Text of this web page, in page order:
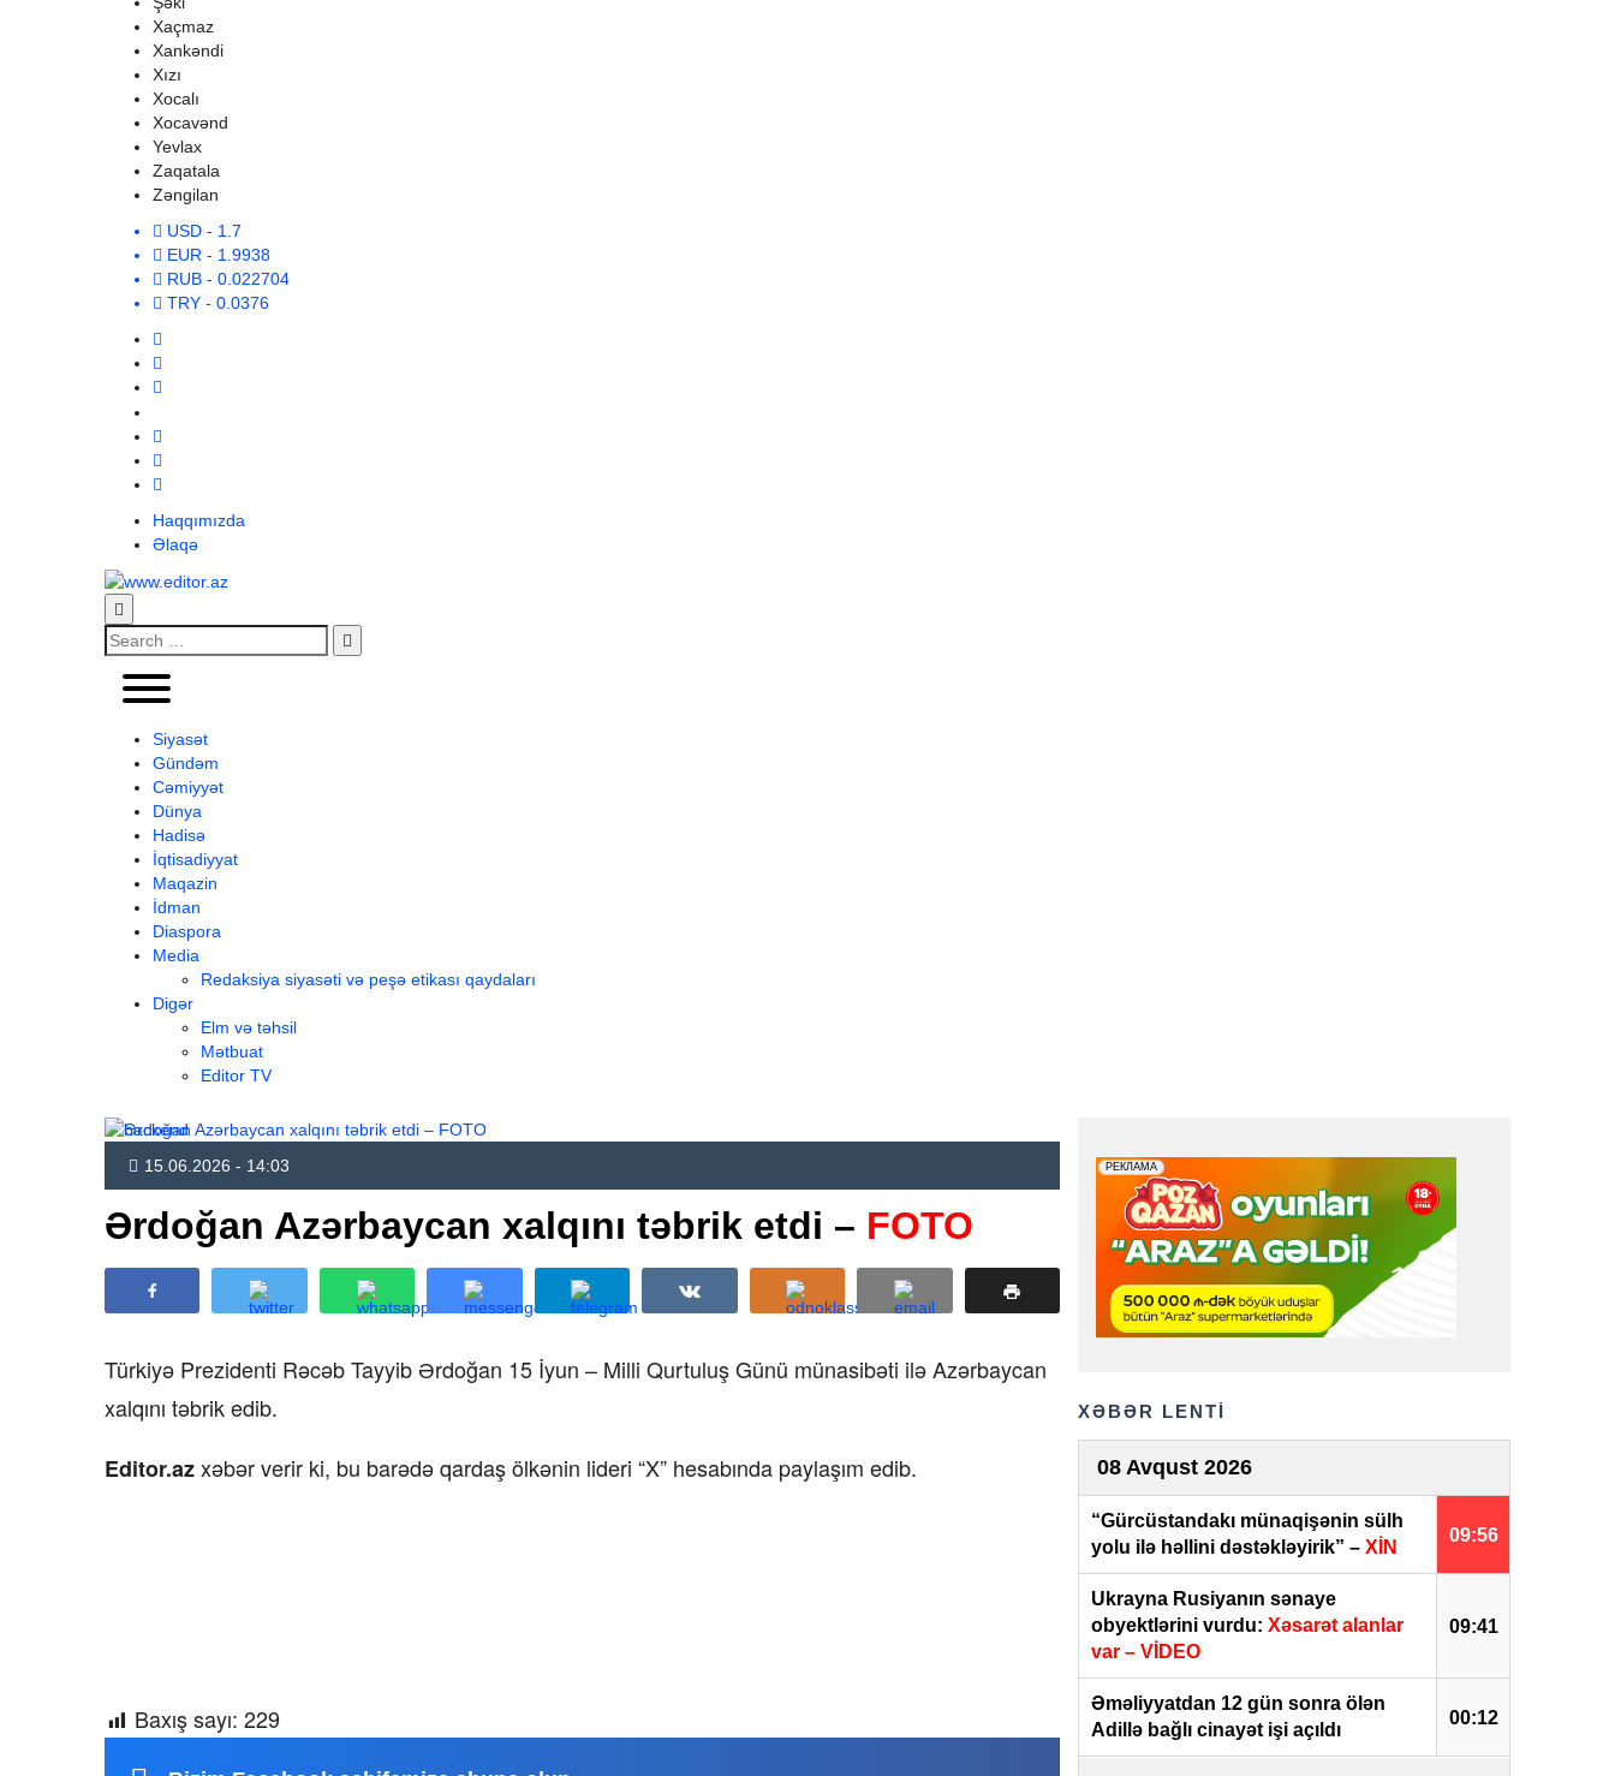
Xaçmaz
Xankəndi
Xızı
Xocalı
Xocavənd
Yevlax
Zaqatala
Zəngilan
USD - 1.7
EUR - 1.9938
RUB - 0.022704
TRY - 0.0376
Haqqımızda
Əlaqə
Siyasət
Gündəm
Cəmiyyət
Dünya
Hadisə
İqtisadiyyat
Maqazin
İdman
Diaspora
Media
Redaksiya siyasəti və peşə etikası qaydaları
Digər
Elm və təhsil
Mətbuat
Editor TV
15.06.2026 - 14:03
Ərdoğan Azərbaycan xalqını təbrik etdi – FOTO
Türkiyə Prezidenti Rəcəb Tayyib Ərdoğan 15 İyun – Milli Qurtuluş Günü münasibəti ilə Azərbaycan
xalqını təbrik edib.
Editor.azxəbər verir ki, bu barədə qardaş ölkənin lideri “X” hesabında paylaşım edib.
Baxış sayı: 229
XƏBƏR LENTİ
08 Avqust 2026
09:56
“Gürcüstandakı münaqişənin sülh
yolu ilə həllini dəstəkləyirik” – XİN
09:41
Ukrayna Rusiyanın sənaye
obyektlərini vurdu: Xəsarət alanlar
var – VİDEO
00:12
Əməliyyatdan 12 gün sonra ölən
Adillə bağlı cinayət işi açıldı